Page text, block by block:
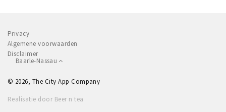
Eten
Drinken
Privacy
Algemene voorwaarden
Disclaimer
Baarle-Nassau
© 2026, The City App Company
Realisatie door Beer n tea